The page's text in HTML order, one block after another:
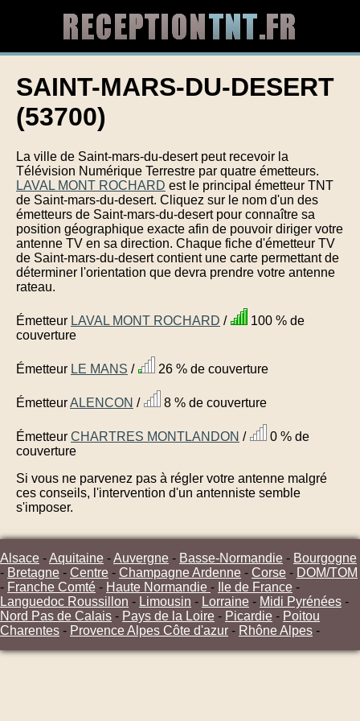
SAINT-MARS-DU-DESERT
(53700)
La ville de Saint-mars-du-desert peut recevoir la
Télévision Numérique Terrestre par quatre émetteurs.
LAVAL MONT ROCHARD est le principal émetteur TNT
de Saint-mars-du-desert. Cliquez sur le nom d'un des
émetteurs de Saint-mars-du-desert pour connaître sa
position géographique exacte afin de pouvoir diriger votre
antenne TV en sa direction. Chaque fiche d'émetteur TV
de Saint-mars-du-desert contient une carte permettant de
déterminer l'orientation que devra prendre votre antenne
rateau.
Émetteur LAVAL MONT ROCHARD /
100 % de
couverture
Émetteur LE MANS / 26 % de couverture
ÉmetteurALENCON / 8 % de couverture
Émetteur CHARTRES MONTLANDON /
0 % de
couverture
Si vous ne parvenez pas à régler votre antenne malgré
ces conseils, l'intervention d'un antenniste semble
s'imposer.
Alsace -Aquitaine -Auvergne - Basse-Normandie - Bourgogne
- Bretagne - Centre - Champagne Ardenne - Corse - DOM/TOM
- Franche Comté - Haute Normandie - Ile de France -
Languedoc Roussillon - Limousin - Lorraine - Midi Pyrénées -
Nord Pas de Calais - Pays de la Loire - Picardie - Poitou
Charentes - Provence Alpes Côte d'azur - Rhône Alpes -